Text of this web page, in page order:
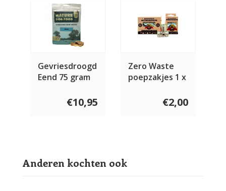
Gevriesdroogd
Eend 75 gram
€10,95
Zero Waste
poepzakjes 1 x
€2,00
Anderen kochten ook